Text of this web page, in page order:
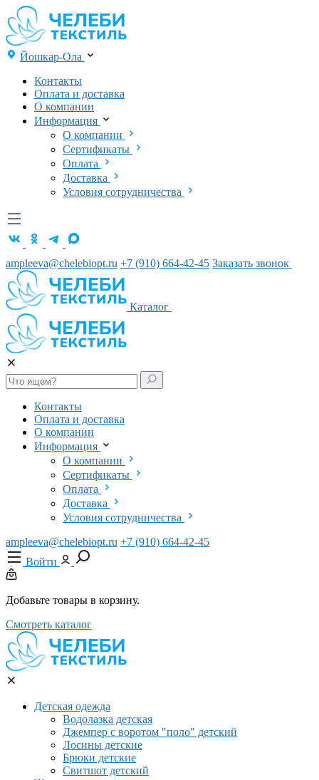
Йошкар-Ола
Контакты
Оплата и доставка
О компании
Информация
О компании
Сертификаты
Оплата
Доставка
Условия сотрудничества
ampleeva@chelebiopt.ru +7 (910) 664-42-45 Заказать звонок
Каталог
Контакты
Оплата и доставка
О компании
Информация
О компании
Сертификаты
Оплата
Доставка
Условия сотрудничества
ampleeva@chelebiopt.ru +7 (910) 664-42-45
Войти
Добавьте товары в корзину.
Смотреть каталог
Детская одежда
Водолазка детская
Джемпер с воротом "поло" детский
Лосины детские
Брюки детские
Свитшот детский